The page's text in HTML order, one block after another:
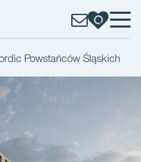
Powstańców Śląskich